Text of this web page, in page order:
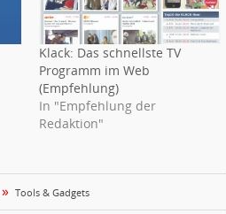
Klack: Das schnellste TV
Programm im Web
(Empfehlung)
In "Empfehlung der
Redaktion"
» Tools & Gadgets